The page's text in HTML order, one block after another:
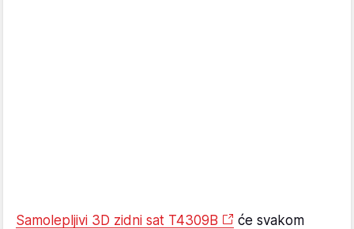
Samolepljivi 3D zidni sat T4309B
će svakom